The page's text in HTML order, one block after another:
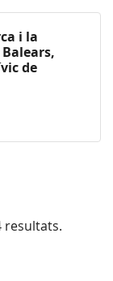
i la
de
resultats.
intermèdies Utilitzeu